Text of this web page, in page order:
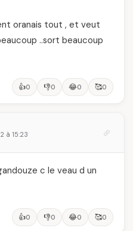
oranais tout , et veut
..sort beaucoup
👍0 👎0 😂0 🥰0
à 15:23
c le veau d un
👍0 👎0 😂0 🥰0